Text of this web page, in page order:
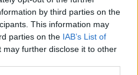
by third parties on the
This information may
parties on the IAB’s List of
may further disclose it to other